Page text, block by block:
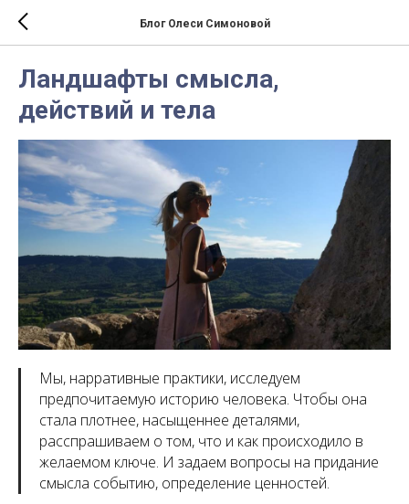
Блог Олеси Симоновой
Ландшафты смысла,
действий и тела
Мы, нарративные практики, исследуем
предпочитаемую историю человека. Чтобы она
стала плотнее, насыщеннее деталями,
расспрашиваем о том, что и как происходило в
желаемом ключе. И задаем вопросы на придание
смысла событию, определение ценностей.